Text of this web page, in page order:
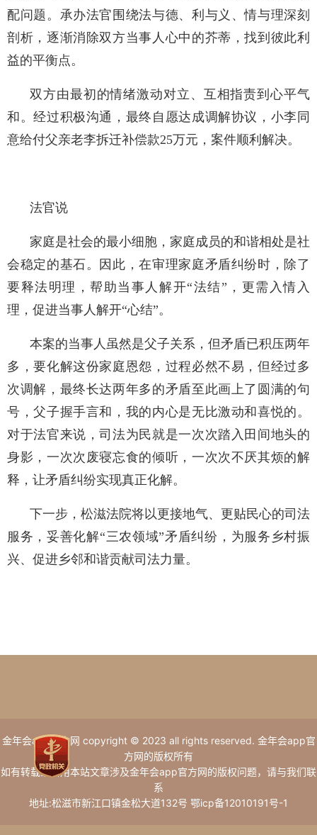
配问题。承办法官围绕法与德、利与义、情与理深刻
剖析，逐渐消除双方当事人心中的芥蒂，找到彼此利
益的平衡点。
双方由最初的情绪激动对立、互相指责到心平气
和。经过积极沟通，最终自愿达成调解协议，小李同
意给付父亲老李拆迁补偿款25万元，案件顺利解决。
法官说
家庭是社会的最小细胞，家庭成员的和谐相处是社
会稳定的基石。因此，在审理家庭矛盾纠纷时，除了
要释法明理，帮助当事人解开“法结”，更需入情入
理，促进当事人解开“心结”。
本案的当事人虽然是父子关系，但矛盾已积压两年
多，要化解这份家庭恩怨，过程必然不易，但经过多
次调解，最终长达两年多的矛盾至此画上了圆满的句
号，父子握手言和，我的内心是无比激动和喜悦的。
对于法官来说，司法为民就是一次次踏入田间地头的
身影，一次次废寝忘食的倾听，一次次不厌其烦的解
释，让矛盾纠纷实现真正化解。
下一步，松滋法院将以更接地气、更贴民心的司法
服务，妥善化解“三农领域”矛盾纠纷，为服务乡村振
兴、促进乡邻和谐贡献司法力量。
金年会app官方网 copyright © 2023 all rights reserved. 金年会app官
方网的版权所有
如有转载或引用本站文章涉及金年会app官方网的版权问题，请与我们联
系
地址:松滋市新江口镇金松大道132号 鄂icp备12010191号-1